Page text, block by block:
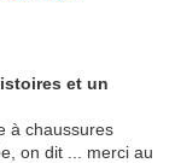
et un
à chaussures
on dit ... merci au